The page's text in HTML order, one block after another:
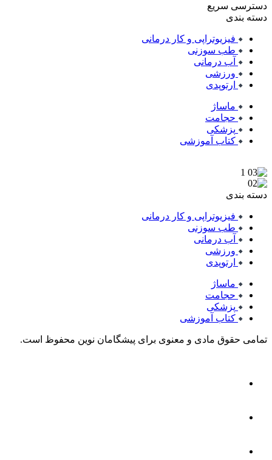
دسترسی سریع
دسته بندی
فیزیوتراپی و کار درمانی
طب سوزنی
آب درمانی
ورزشی
ارتوپدی
ماساژ
حجامت
پزشکی
کتاب آموزشی
دسته بندی
فیزیوتراپی و کار درمانی
طب سوزنی
آب درمانی
ورزشی
ارتوپدی
ماساژ
حجامت
پزشکی
کتاب آموزشی
تمامی حقوق مادی و معنوی برای پیشگامان نوین محفوظ است.